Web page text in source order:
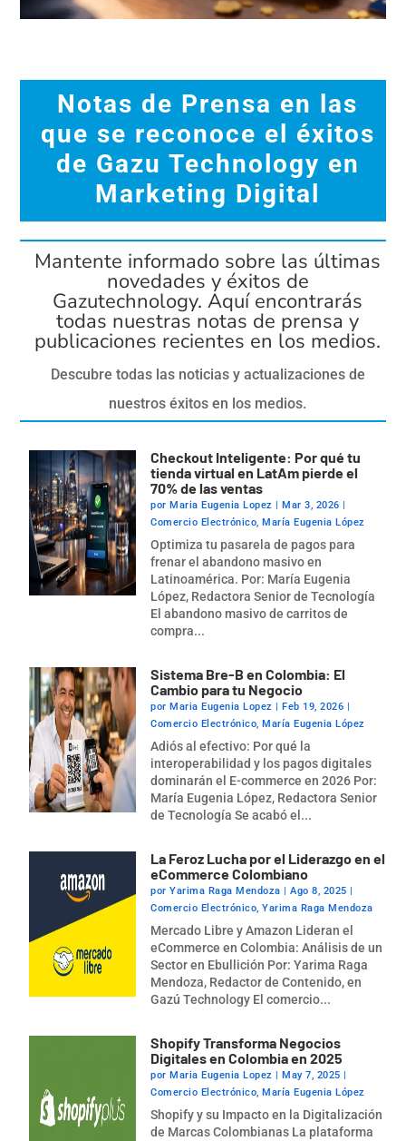
Notas de Prensa en las
que se reconoce el éxitos
de Gazu Technology en
Marketing Digital
Mantente informado sobre las últimas
novedades y éxitos de
Gazutechnology. Aquí encontrarás
todas nuestras notas de prensa y
publicaciones recientes en los medios.
Descubre todas las noticias y actualizaciones de
nuestros éxitos en los medios.
Checkout Inteligente: Por qué tu
tienda virtual en LatAm pierde el
70% de las ventas
porMaria Eugenia Lopez |Mar 3, 2026 |
Comercio Electrónico,María Eugenia López
Optimiza tu pasarela de pagos para
frenar el abandono masivo en
Latinoamérica. Por: María Eugenia
López, Redactora Senior de Tecnología
El abandono masivo de carritos de
compra...
Sistema Bre-B en Colombia: El
Cambio para tu Negocio
porMaria Eugenia Lopez |Feb 19, 2026 |
Comercio Electrónico,María Eugenia López
Adiós al efectivo: Por qué la
interoperabilidad y los pagos digitales
dominarán el E-commerce en 2026 Por:
María Eugenia López, Redactora Senior
de Tecnología Se acabó el...
La Feroz Lucha por el Liderazgo en el
eCommerce Colombiano
porYarima Raga Mendoza |Ago 8, 2025 |
Comercio Electrónico,Yarima Raga Mendoza
Mercado Libre y Amazon Lideran el
eCommerce en Colombia: Análisis de un
Sector en Ebullición Por: Yarima Raga
Mendoza, Redactor de Contenido, en
Gazú Technology El comercio...
Shopify Transforma Negocios
Digitales en Colombia en 2025
porMaria Eugenia Lopez |May 7, 2025 |
Comercio Electrónico,María Eugenia López
Shopify y su Impacto en la Digitalización
de Marcas Colombianas La plataforma